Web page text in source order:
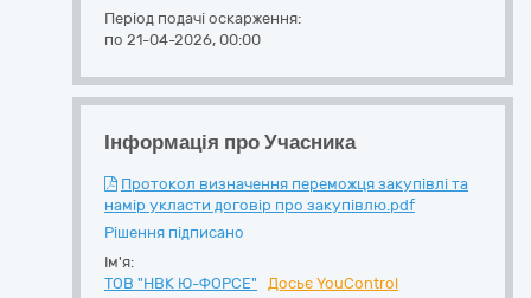
Період подачі оскарження:
по 21-04-2026, 00:00
Інформація про Учасника
Протокол визначення переможця закупівлі та
намір укласти договір про закупівлю.pdf
Рішення підписано
Ім'я:
ТОВ "НВК Ю-ФОРСЕ"
Досьє YouControl